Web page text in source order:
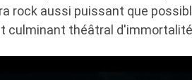
rock aussi puissant que
culminant théâtral